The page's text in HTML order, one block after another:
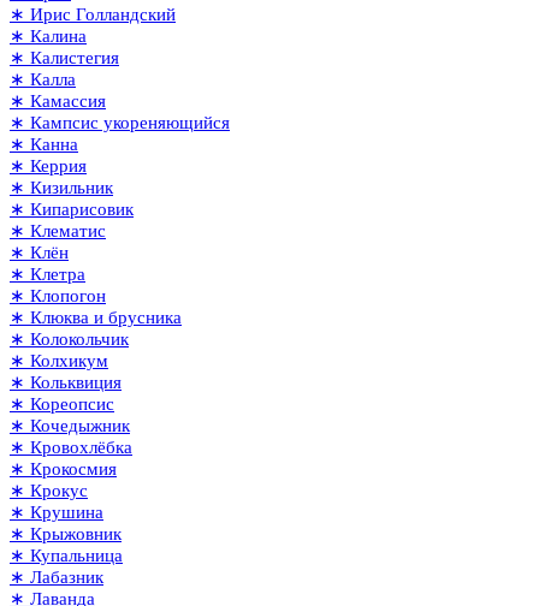
∗ Ирис Голландский
∗ Калина
∗ Калистегия
∗ Калла
∗ Камассия
∗ Кампсис укореняющийся
∗ Канна
∗ Керрия
∗ Кизильник
∗ Кипарисовик
∗ Клематис
∗ Клён
∗ Клетра
∗ Клопогон
∗ Клюква и брусника
∗ Колокольчик
∗ Колхикум
∗ Кольквиция
∗ Кореопсис
∗ Кочедыжник
∗ Кровохлёбка
∗ Крокосмия
∗ Крокус
∗ Крушина
∗ Крыжовник
∗ Купальница
∗ Лабазник
∗ Лаванда